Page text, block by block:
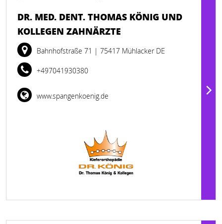
DR. MED. DENT. THOMAS KÖNIG UND
KOLLEGEN ZAHNÄRZTE
Bahnhofstraße 71 | 75417 Mühlacker DE
+497041930380
www.spangenkoenig.de